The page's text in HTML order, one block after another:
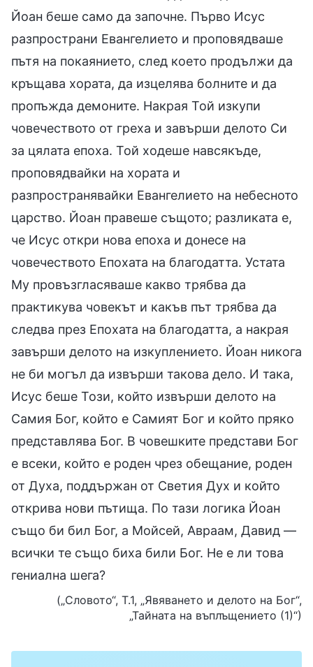
Йоан беше само да започне. Първо Исус
разпространи Евангелието и проповядваше
пътя на покаянието, след което продължи да
кръщава хората, да изцелява болните и да
пропъжда демоните. Накрая Той изкупи
човечеството от греха и завърши делото Си
за цялата епоха. Той ходеше навсякъде,
проповядвайки на хората и
разпространявайки Евангелието на небесното
царство. Йоан правеше същото; разликата е,
че Исус откри нова епоха и донесе на
човечеството Епохата на благодатта. Устата
Му провъзгласяваше какво трябва да
практикува човекът и какъв път трябва да
следва през Епохата на благодатта, а накрая
завърши делото на изкуплението. Йоан никога
не би могъл да извърши такова дело. И така,
Исус беше Този, който извърши делото на
Самия Бог, който е Самият Бог и който пряко
представлява Бог. В човешките представи Бог
е всеки, който е роден чрез обещание, роден
от Духа, поддържан от Светия Дух и който
открива нови пътища. По тази логика Йоан
също би бил Бог, а Мойсей, Авраам, Давид —
всички те също биха били Бог. Не е ли това
гениална шега?
(„Словото“, Т.1, „Явяването и делото на Бог“,
„Тайната на въплъщението (1)“)